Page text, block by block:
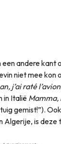
een andere kant
niet mee kon
j’ai raté
in Italië Mamma,
gemist!”).
Algerije, is deze